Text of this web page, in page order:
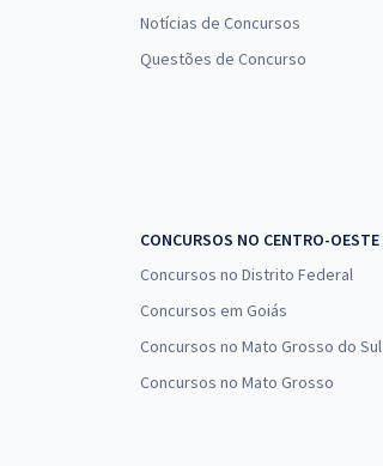
Notícias de Concursos
Questões de Concurso
CONCURSOS NO CENTRO-OESTE
Concursos no Distrito Federal
Concursos em Goiás
Concursos no Mato Grosso do Sul
Concursos no Mato Grosso